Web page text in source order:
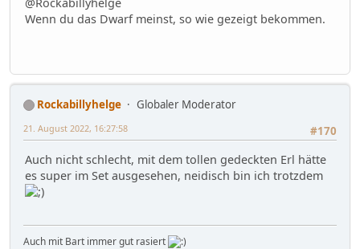
@Rockabillyhelge
Wenn du das Dwarf meinst, so wie gezeigt bekommen.
Rockabillyhelge
Globaler Moderator
#170
21. August 2022, 16:27:58
Auch nicht schlecht, mit dem tollen gedeckten Erl hätte
es super im Set ausgesehen, neidisch bin ich trotzdem
Auch mit Bart immer gut rasiert